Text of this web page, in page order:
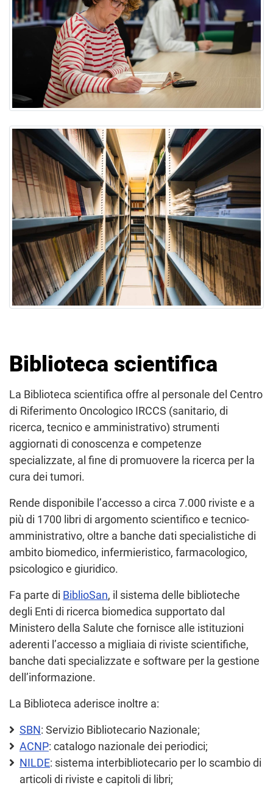
Biblioteca scientifica
La Biblioteca scientifica offre al personale del Centro
di Riferimento Oncologico IRCCS (sanitario, di
ricerca, tecnico e amministrativo) strumenti
aggiornati di conoscenza e competenze
specializzate, al fine di promuovere la ricerca per la
cura dei tumori.
Rende disponibile l’accesso a circa 7.000 riviste e a
più di 1700 libri di argomento scientifico e tecnico-
amministrativo, oltre a banche dati specialistiche di
ambito biomedico, infermieristico, farmacologico,
psicologico e giuridico.
Fa parte di BiblioSan, il sistema delle biblioteche
degli Enti di ricerca biomedica supportato dal
Ministero della Salute che fornisce alle istituzioni
aderenti l’accesso a migliaia di riviste scientifiche,
banche dati specializzate e software per la gestione
dell’informazione.
La Biblioteca aderisce inoltre a:
SBN: Servizio Bibliotecario Nazionale;
ACNP: catalogo nazionale dei periodici;
NILDE: sistema interbibliotecario per lo scambio di
articoli di riviste e capitoli di libri;